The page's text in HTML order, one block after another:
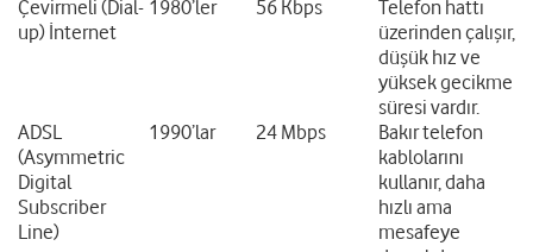
Çevirmeli (Dial-
up) İnternet
1980’ler 56 Kbps
Telefon hattı
üzerinden çalışır,
düşük hız ve
yüksek gecikme
süresi vardır.
ADSL
(Asymmetric
Digital
Subscriber
Line)
1990’lar 24 Mbps
Bakır telefon
kablolarını
kullanır, daha
hızlı ama
mesafeye